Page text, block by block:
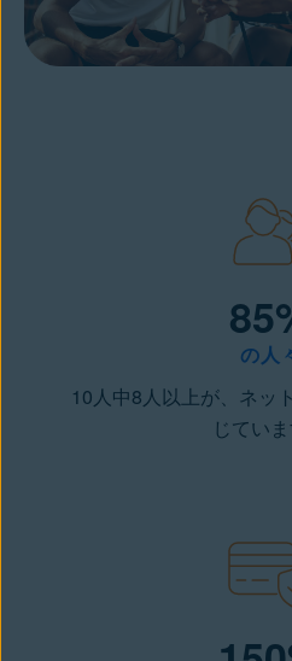
の人
10人中8人以上が、ネッ
じていま